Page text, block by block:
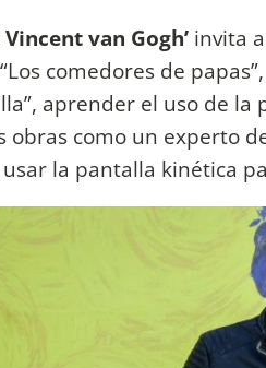
Vincent van Gogh’ invita
comedores de
aprender el uso de la
obras como un experto
la pantalla kinética